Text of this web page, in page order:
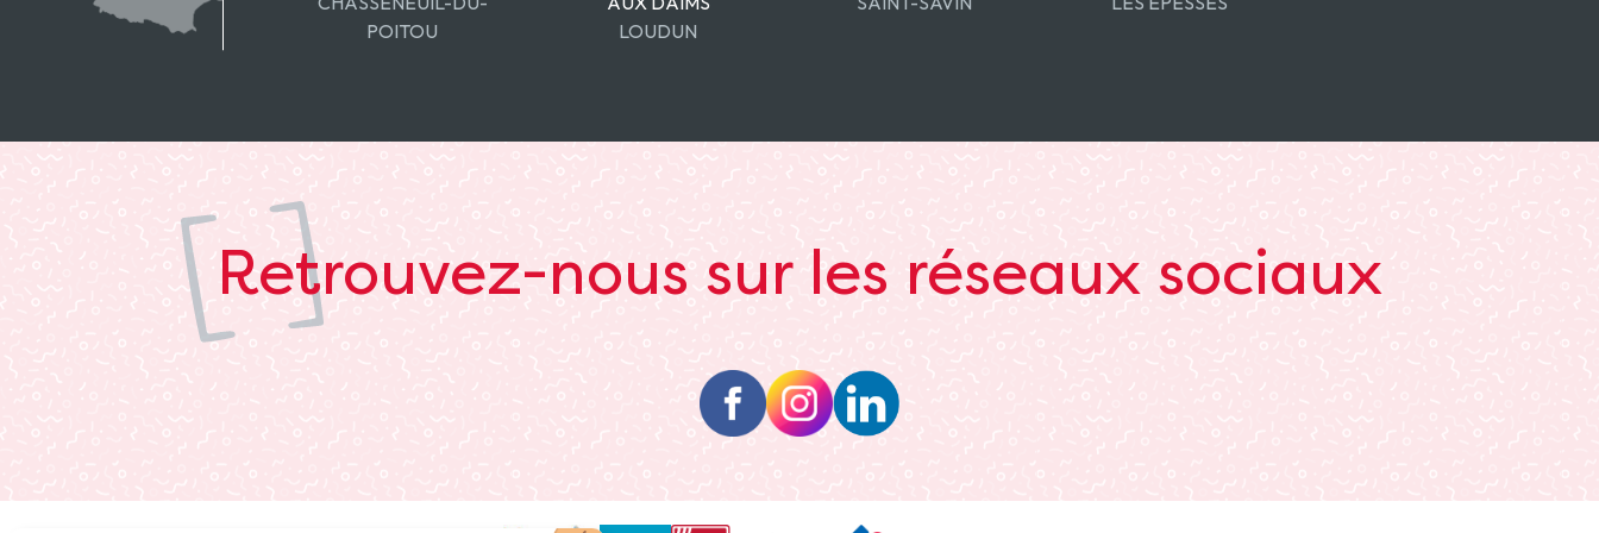
POITOU
LOUDUN
Retrouvez-nous sur les réseaux sociaux